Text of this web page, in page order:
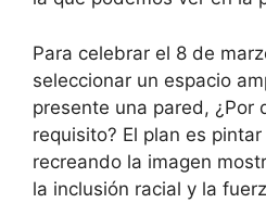
Para celebrar el 8 de
seleccionar un espacio
presente una pared, ¿Por
requisito? El plan es
recreando la imagen
la inclusión racial y la